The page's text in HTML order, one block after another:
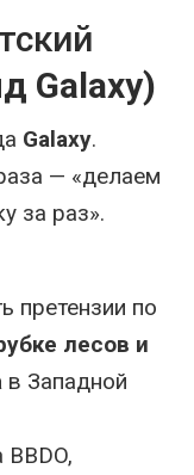
Galaxy)
Galaxy.
— «делаем
за раз».
претензии по
лесов и
в Западной
BBDO,